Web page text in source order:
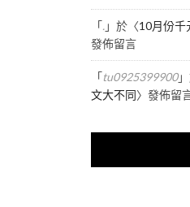
「.」於〈10月份千
發佈留言
「tu0925399900
文大不同〉發佈留